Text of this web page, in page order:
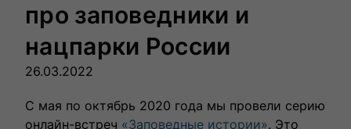
Журнал RussiaDiscovery
Пишем о России, чтобы родная земля
про заповедники и
нацпарки России
26.03.2022
С мая по октябрь 2020 года мы провели серию
онлайн-встреч «Заповедные истории». Это